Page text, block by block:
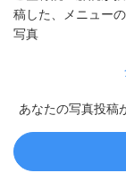
あなたの写真投稿